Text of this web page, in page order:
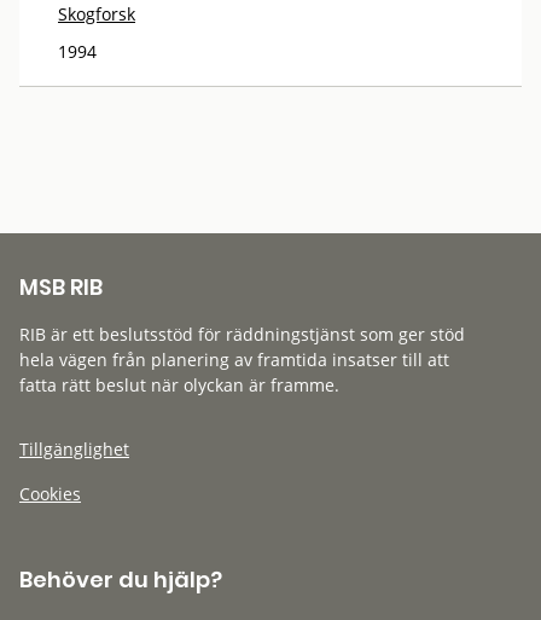
Skogforsk
1994
MSB RIB
RIB är ett beslutsstöd för räddningstjänst som ger stöd
hela vägen från planering av framtida insatser till att
fatta rätt beslut när olyckan är framme.
Tillgänglighet
Cookies
Behöver du hjälp?